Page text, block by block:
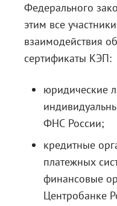
Федерального
этим все
взаимодействия
сертификаты КЭП:
юридические
ФНС России;
кредитные
платежных
финансовые
Центробанке